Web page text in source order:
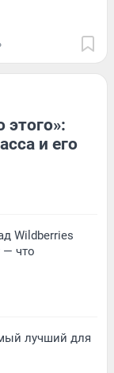
этого»:
и его
Wildberries
— что
лучший для